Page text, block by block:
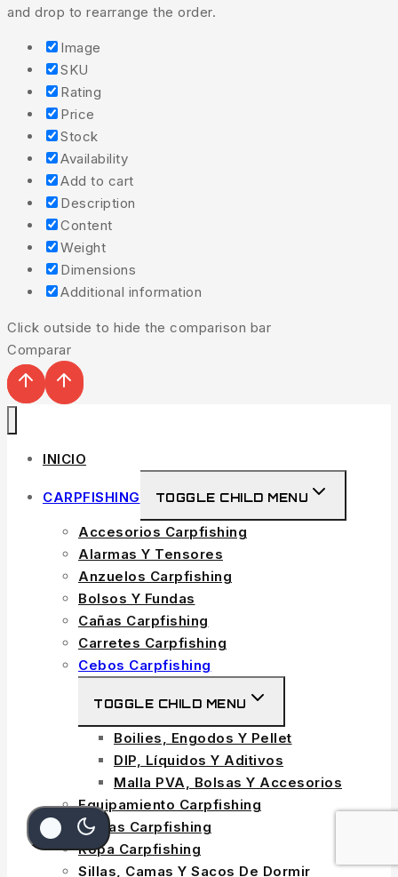
and drop to rearrange the order.
Image
SKU
Rating
Price
Stock
Availability
Add to cart
Description
Content
Weight
Dimensions
Additional information
Click outside to hide the comparison bar
Comparar
INICIO
CARPFISHING TOGGLE CHILD MENU
Accesorios Carpfishing
Alarmas Y Tensores
Anzuelos Carpfishing
Bolsos Y Fundas
Cañas Carpfishing
Carretes Carpfishing
Cebos Carpfishing
TOGGLE CHILD MENU
Boilies, Engodos Y Pellet
DIP, Líquidos Y Aditivos
Malla PVA, Bolsas Y Accesorios
Equipamiento Carpfishing
Líneas Carpfishing
Ropa Carpfishing
Sillas, Camas Y Sacos De Dormir